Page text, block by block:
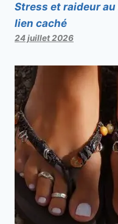
Stress et raideur
lien caché
24 juillet 2026